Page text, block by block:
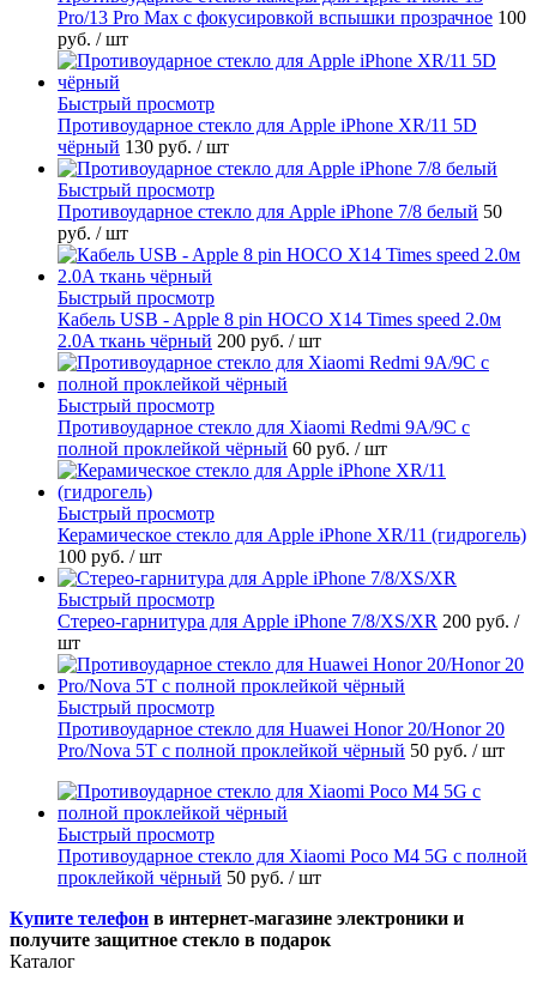
Pro/13 Pro Max с фокусировкой вспышки прозрачное 100
руб. / шт
Быстрый просмотр
Противоударное стекло для Apple iPhone XR/11 5D
чёрный 130 руб. / шт
Быстрый просмотр
Противоударное стекло для Apple iPhone 7/8 белый 50
руб. / шт
Быстрый просмотр
Кабель USB - Apple 8 pin HOCO X14 Times speed 2.0м
2.0A ткань чёрный 200 руб. / шт
Быстрый просмотр
Противоударное стекло для Xiaomi Redmi 9A/9C с
полной проклейкой чёрный 60 руб. / шт
Быстрый просмотр
Керамическое стекло для Apple iPhone XR/11 (гидрогель)
100 руб. / шт
Быстрый просмотр
Стерео-гарнитура для Apple iPhone 7/8/XS/XR 200 руб. /
шт
Быстрый просмотр
Противоударное стекло для Huawei Honor 20/Honor 20
Pro/Nova 5T с полной проклейкой чёрный 50 руб. / шт
Быстрый просмотр
Противоударное стекло для Xiaomi Poco M4 5G с полной
проклейкой чёрный 50 руб. / шт
Купите телефон в интернет-магазине электроники и
получите защитное стекло в подарок
Каталог